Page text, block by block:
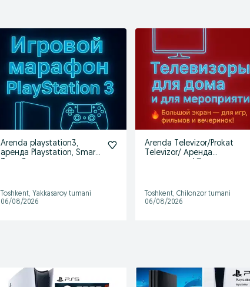
Arenda playstation3,
аренда Playstation, Smart
Toshkent, Yakkasaroy tumani
06/08/2026
Arenda Televizor/Prokat
Televizor/ Аренда
Toshkent, Chilonzor tumani
06/08/2026